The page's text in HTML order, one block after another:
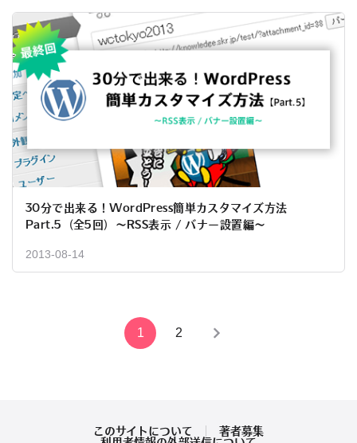
30分で出来る！WordPress簡単カスタマイズ方法
Part.5（全5回）～RSS表示 / バナー設置編～
2013-08-14
1 2
このサイトについて
著者募集